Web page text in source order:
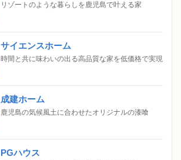
リゾートのような暮らしを鹿児島で叶える家
サイエンスホーム
時間と共に味わいの出る高品質な家を低価格で実現
成建ホーム
鹿児島の気候風土に合わせたオリジナルの漆喰
PGハウス